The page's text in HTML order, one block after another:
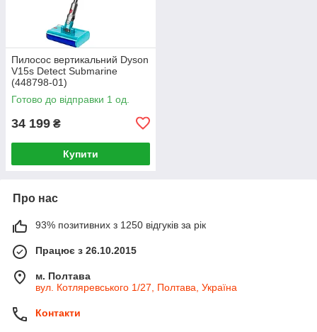
Пилосос вертикальний Dyson
V15s Detect Submarine
(448798-01)
Готово до відправки 1 од.
34 199 ₴
Купити
Про нас
93% позитивних з 1250 відгуків за рік
Працює з 26.10.2015
м. Полтава
вул. Котляревського 1/27, Полтава, Україна
Контакти